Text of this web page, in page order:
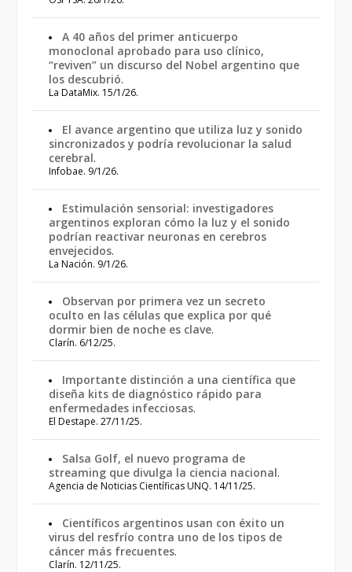
A 40 años del primer anticuerpo
monoclonal aprobado para uso clínico,
“reviven” un discurso del Nobel argentino que
los descubrió.
La DataMix. 15/1/26.
El avance argentino que utiliza luz y sonido
sincronizados y podría revolucionar la salud
cerebral.
Infobae. 9/1/26.
Estimulación sensorial: investigadores
argentinos exploran cómo la luz y el sonido
podrían reactivar neuronas en cerebros
envejecidos.
La Nación. 9/1/26.
Observan por primera vez un secreto
oculto en las células que explica por qué
dormir bien de noche es clave.
Clarín. 6/12/25.
Importante distinción a una científica que
diseña kits de diagnóstico rápido para
enfermedades infecciosas.
El Destape. 27/11/25.
Salsa Golf, el nuevo programa de
streaming que divulga la ciencia nacional.
Agencia de Noticias Científicas UNQ. 14/11/25.
Científicos argentinos usan con éxito un
virus del resfrío contra uno de los tipos de
cáncer más frecuentes.
Clarín. 12/11/25.